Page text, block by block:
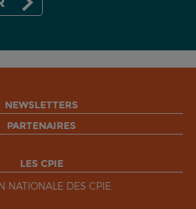
NEWSLETTERS
PARTENAIRES
LES CPIE
NATIONALE DES CPIE